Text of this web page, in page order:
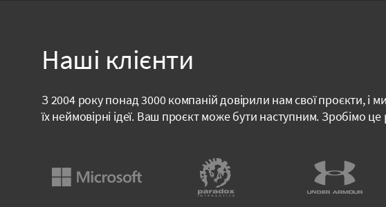
Наші клієнти
З 2004 року понад 3000 компаній довірили нам свої проєкти, і
їх неймовірні ідеї. Ваш проєкт може бути наступним. Зробімо